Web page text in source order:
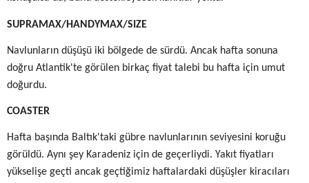
SUPRAMAX/HANDYMAX/SIZE
Navlunların düşüşü iki bölgede de sürdü. Ancak hafta sonuna
doğru Atlantik'te görülen birkaç fiyat talebi bu hafta için umut
doğurdu.
COASTER
Hafta başında Baltık'taki gübre navlunlarının seviyesini koruğu
görüldü. Aynı şey Karadeniz için de geçerliydi. Yakıt fiyatları
yükselişe geçti ancak geçtiğimiz haftalardaki düşüşler kiracıları